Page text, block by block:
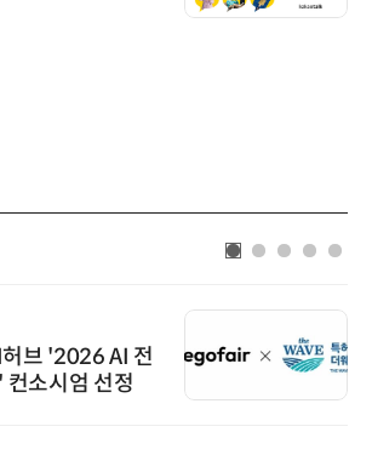
이타 'SCV 기반
인증 최고 등급